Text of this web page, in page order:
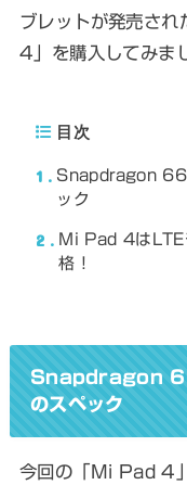
ブレットが発売さ
4」を購入してみま
目次
1
Snapdragon
ック
2
Mi Pad 4はLTE
格！
Snapdragon
のスペック
今回の「Mi Pad 4